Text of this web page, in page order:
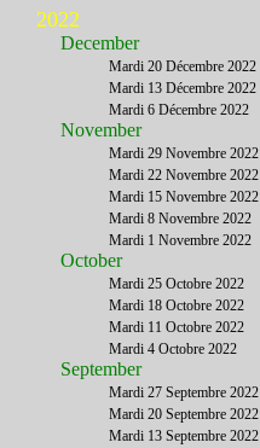
2022
December
Mardi 20 Décembre 2022
Mardi 13 Décembre 2022
Mardi 6 Décembre 2022
November
Mardi 29 Novembre 2022
Mardi 22 Novembre 2022
Mardi 15 Novembre 2022
Mardi 8 Novembre 2022
Mardi 1 Novembre 2022
October
Mardi 25 Octobre 2022
Mardi 18 Octobre 2022
Mardi 11 Octobre 2022
Mardi 4 Octobre 2022
September
Mardi 27 Septembre 2022
Mardi 20 Septembre 2022
Mardi 13 Septembre 2022